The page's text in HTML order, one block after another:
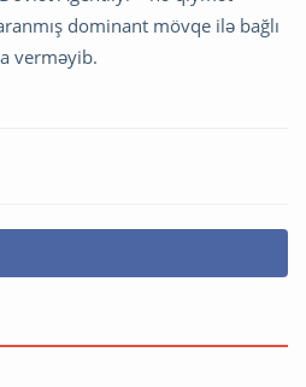
dominant mövqe ilə bağlı
verməyib.